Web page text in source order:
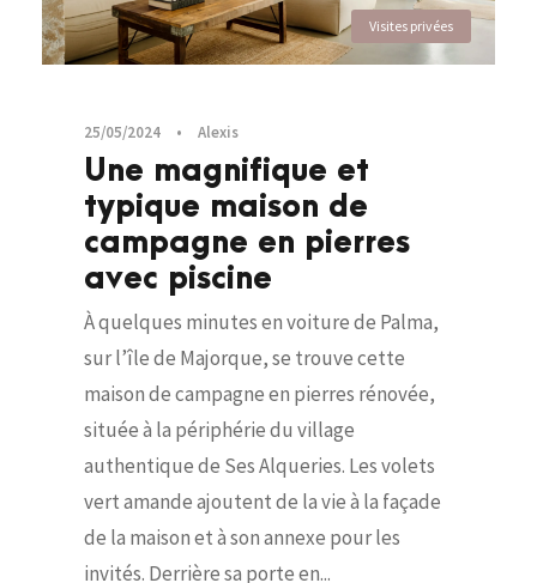
Visites privées
25/05/2024 • Alexis
Une magnifique et
typique maison de
campagne en pierres
avec piscine
À quelques minutes en voiture de Palma,
sur l’île de Majorque, se trouve cette
maison de campagne en pierres rénovée,
située à la périphérie du village
authentique de Ses Alqueries. Les volets
vert amande ajoutent de la vie à la façade
de la maison et à son annexe pour les
invités. Derrière sa porte en...